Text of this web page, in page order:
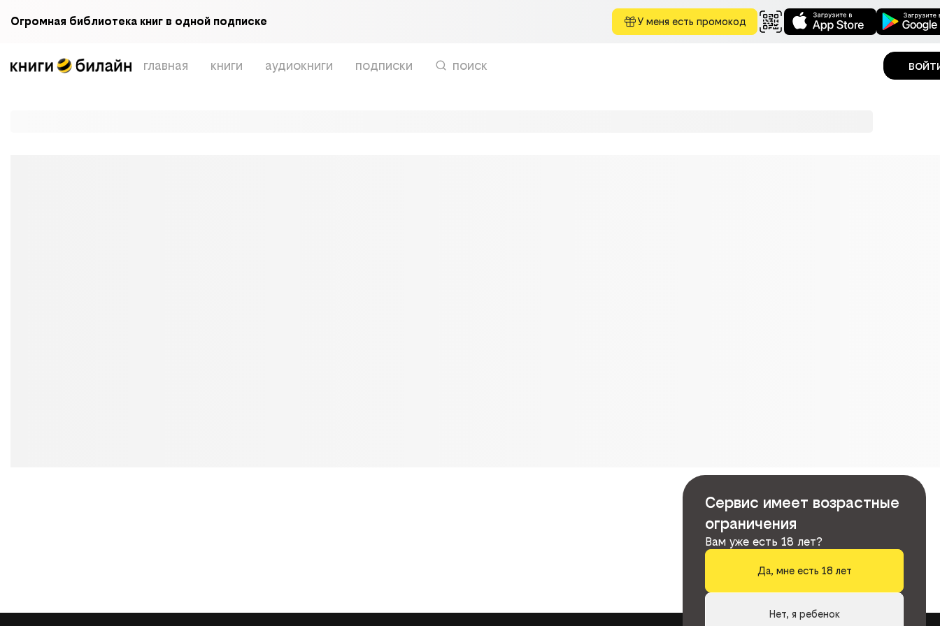
Огромная библиотека книг в одной подписке У меня есть промокод
главная книги аудиокниги подписки поиск
Сервис имеет возрастные
ограничения
Вам уже есть 18 лет?
Да, мне есть 18 лет
Нет, я ребенок